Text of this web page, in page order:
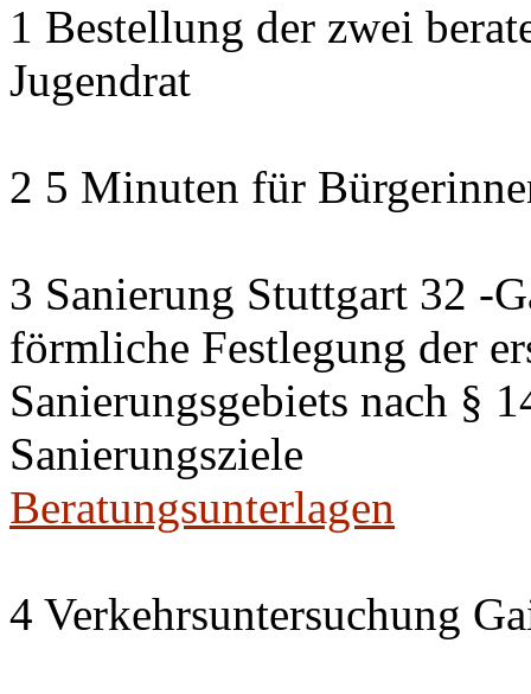
1 Bestellung der zwei
Jugendrat
2 5 Minuten für
3 Sanierung Stuttgart 32 -
förmliche Festlegung der
Sanierungsgebiets nach §
Sanierungsziele
Beratungsunterlagen
4 Verkehrsuntersuchung